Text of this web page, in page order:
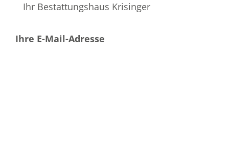
Ihr Bestattungshaus Krisinger
Ihre E-Mail-Adresse